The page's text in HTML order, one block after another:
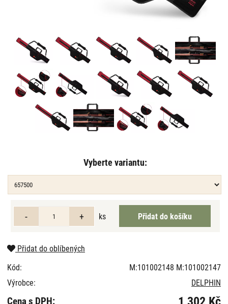
Vyberte variantu:
ks
Přidat do oblíbených
Kód:
M:101002148 M:101002147
Výrobce:
DELPHIN
Cena s DPH: